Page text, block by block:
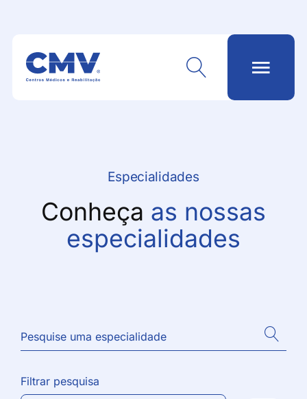
Especialidades
Conheça as nossas
especialidades
Filtrar pesquisa